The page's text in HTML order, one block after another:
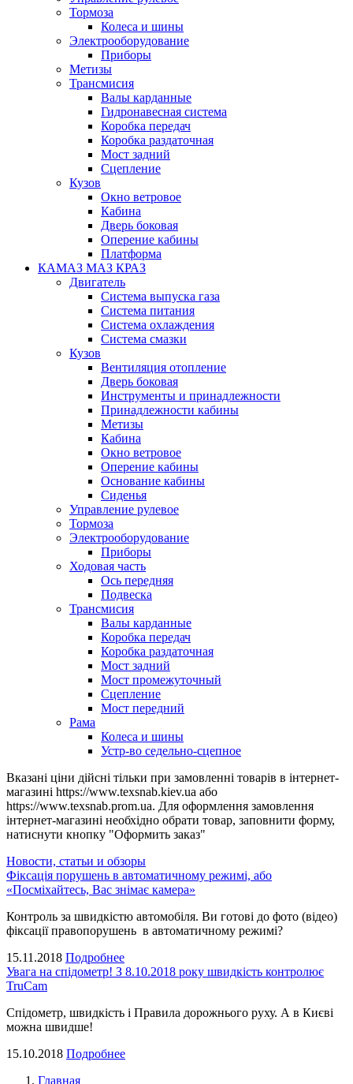
Тормоза
Колеса и шины
Электрооборудование
Приборы
Метизы
Трансмисия
Валы карданные
Гидронавесная система
Коробка передач
Коробка раздаточная
Мост задний
Сцепление
Кузов
Окно ветровое
Кабина
Дверь боковая
Оперение кабины
Платформа
КАМАЗ МАЗ КРАЗ
Двигатель
Система выпуска газа
Система питания
Система охлаждения
Система смазки
Кузов
Вентиляция отопление
Дверь боковая
Инструменты и принадлежности
Принадлежности кабины
Метизы
Кабина
Окно ветровое
Оперение кабины
Основание кабины
Сиденья
Управление рулевое
Тормоза
Электрооборудование
Приборы
Ходовая часть
Ось передняя
Подвеска
Трансмисия
Валы карданные
Коробка передач
Коробка раздаточная
Мост задний
Мост промежуточный
Сцепление
Мост передний
Рама
Колеса и шины
Устр-во седельно-сцепное
Вказані ціни дійсні тільки при замовленні товарів в інтернет-
магазині https://www.texsnab.kiev.ua або
https://www.texsnab.prom.ua. Для оформлення замовлення
інтернет-магазині необхідно обрати товар, заповнити форму,
натиснути кнопку "Оформить заказ"
Новости, статьи и обзоры
Фіксація порушень в автоматичному режимі, або
«Посміхайтесь, Вас знімає камера»
Контроль за швидкістю автомобіля. Ви готові до фото (відео)
фіксації правопорушень в автоматичному режимі?
15.11.2018 Подробнее
Увага на спідометр! З 8.10.2018 року швидкість контролює
TruCam
Спідометр, швидкість і Правила дорожнього руху. А в Києві
можна швидше!
15.10.2018 Подробнее
Главная